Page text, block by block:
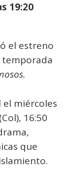
19:20
el estreno
temporada
el miércoles
16:50
que